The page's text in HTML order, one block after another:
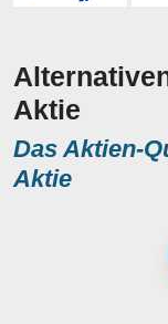
Aktie
Das Aktien-
Aktie